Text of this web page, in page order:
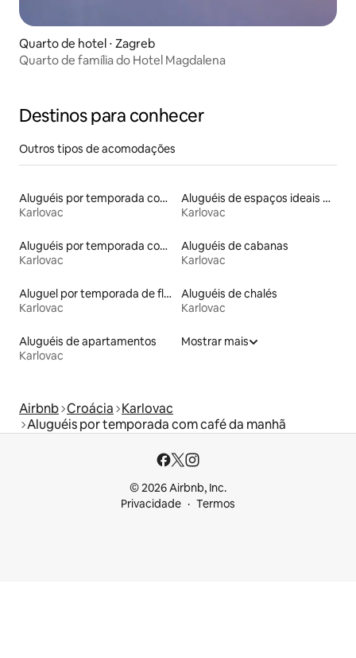
Quarto de hotel ⋅ Zagreb
Quarto de família do Hotel Magdalena
Destinos para conhecer
Outros tipos de acomodações
Aluguéis por temporada com acesso à praia
Karlovac
Aluguéis de espaços ideais para famílias
Karlovac
Aluguéis por temporada com acesso ao lago
Karlovac
Aluguéis de cabanas
Karlovac
Aluguel por temporada de flats
Karlovac
Aluguéis de chalés
Karlovac
Aluguéis de apartamentos
Karlovac
Mostrar mais
Airbnb Croácia Karlovac
Aluguéis por temporada com café da manhã
© 2026 Airbnb, Inc.
Privacidade
Termos